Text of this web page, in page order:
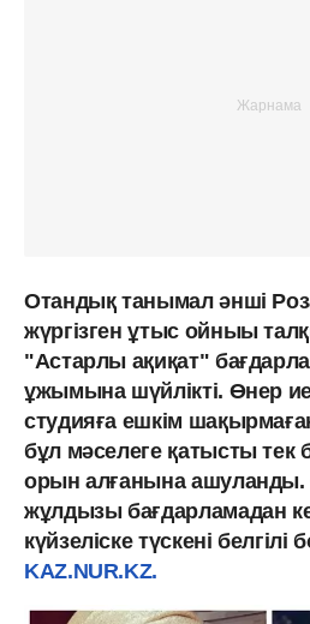
Отандық танымал әнші
жүргізген ұтыс ойныы
"Астарлы ақиқат"
ұжымына шүйлікті. Өнер
студияға ешкім
бұл мәселеге қатысты тек
орын алғанына ашуланды.
жұлдызы бағдарламадан
күйзеліске түскені
KAZ.NUR.KZ.